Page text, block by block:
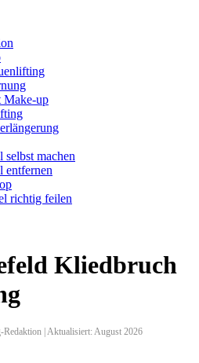
Make-up
selbst machen
entfernen
richtig feilen
Kliedbruch
| Aktualisiert: August 2026